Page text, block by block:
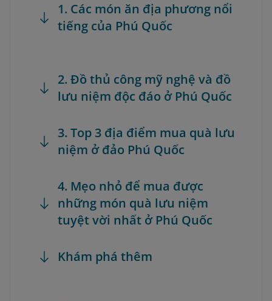
1. Các món ăn địa phương nổi
tiếng của Phú Quốc
2. Đồ thủ công mỹ nghệ và đồ
lưu niệm độc đáo ở Phú Quốc
3. Top 3 địa điểm mua quà lưu
niệm ở đảo Phú Quốc
4. Mẹo nhỏ để mua được
những món quà lưu niệm
tuyệt vời nhất ở Phú Quốc
Khám phá thêm